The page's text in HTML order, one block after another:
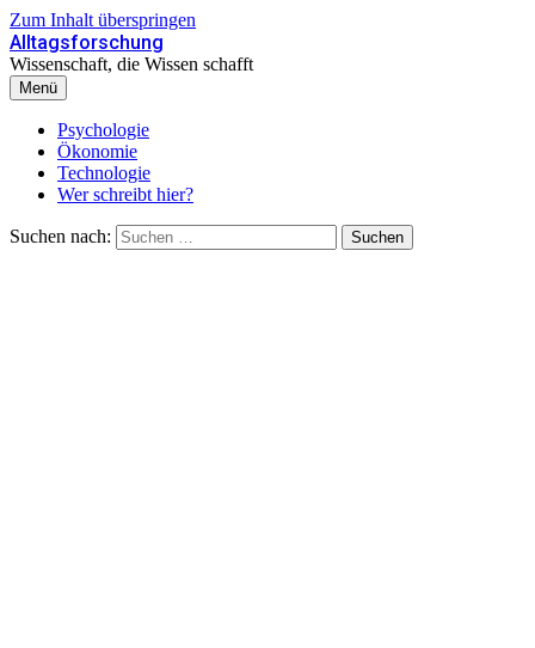
Zum Inhalt überspringen
Alltagsforschung
Wissenschaft, die Wissen schafft
Menü
Psychologie
Ökonomie
Technologie
Wer schreibt hier?
Suchen nach: